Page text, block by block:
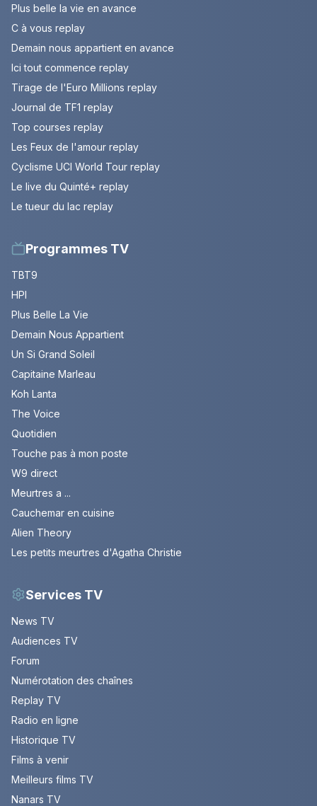
Plus belle la vie en avance
C à vous replay
Demain nous appartient en avance
Ici tout commence replay
Tirage de l'Euro Millions replay
Journal de TF1 replay
Top courses replay
Les Feux de l'amour replay
Cyclisme UCI World Tour replay
Le live du Quinté+ replay
Le tueur du lac replay
Programmes TV
TBT9
HPI
Plus Belle La Vie
Demain Nous Appartient
Un Si Grand Soleil
Capitaine Marleau
Koh Lanta
The Voice
Quotidien
Touche pas à mon poste
W9 direct
Meurtres a ...
Cauchemar en cuisine
Alien Theory
Les petits meurtres d'Agatha Christie
Services TV
News TV
Audiences TV
Forum
Numérotation des chaînes
Replay TV
Radio en ligne
Historique TV
Films à venir
Meilleurs films TV
Nanars TV